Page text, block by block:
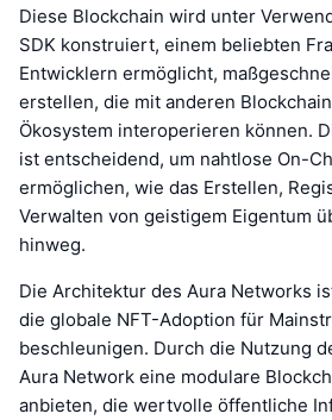
Diese Blockchain wird unter
SDK konstruiert, einem beliebten
Entwicklern ermöglicht,
erstellen, die mit anderen
Ökosystem interoperieren können.
ist entscheidend, um nahtlose On-
ermöglichen, wie das Erstellen,
Verwalten von geistigem Eigentum
hinweg.
Die Architektur des Aura Networks
die globale NFT-Adoption für
beschleunigen. Durch die Nutzung
Aura Network eine modulare
anbieten, die wertvolle öffentliche